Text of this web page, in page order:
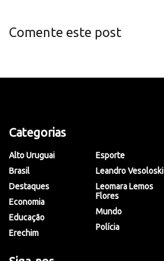
Comente este post
Categorias
Alto Uruguai
Brasil
Destaques
Economia
Educação
Erechim
Esporte
Leandro Vesoloski
Leomara Lemos
Flores
Mundo
Polícia